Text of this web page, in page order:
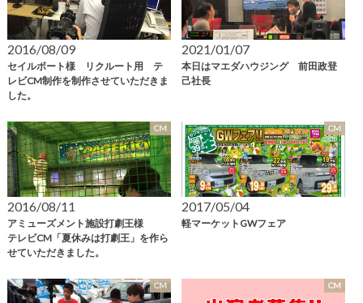
2016/08/09
セイルボート様 リクルート用 テ
レビCM制作を制作させていただきま
した。
2021/01/07
本日はマエダハウジング 前田政登
己社長
CM
2016/08/11
アミューズメント施設打劇王様
テレビCM「夏休みは打劇王」を作ら
せていただきました。
CM
2017/05/04
軽マーケットGWフェア
CM CM